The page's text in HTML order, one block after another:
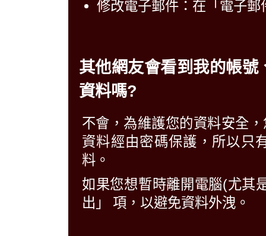
修改電子郵件：在「電子
其他網友會看到我的帳
資料嗎?
不會，為維護您的資料安全
資料經由密碼保護，所以只
料。
如果您想暫時離開電腦(尤其
出」 項，以避免資料外洩。